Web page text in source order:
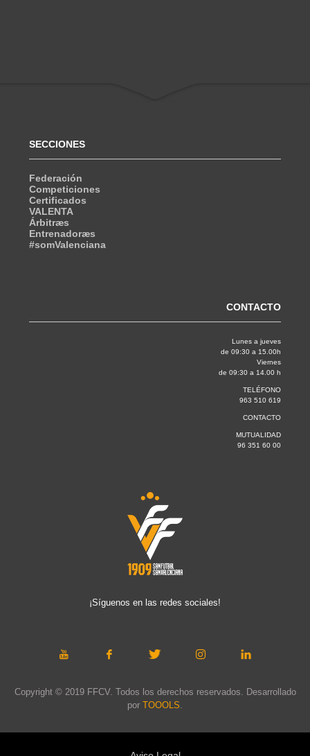
SECCIONES
Federación
Competiciones
Certificados
VALENTA
Árbitræs
Entrenadoræs
#somValenciana
CONTACTO
Lunes a jueves
de 09:30 a 15.00h
Viernes
de 09:30 a 14.00 h
TELÉFONO
963 510 619
CONTACTO
MUTUALIDAD
96 351 60 00
¡Síguenos en las redes sociales!
Copyright © 2019 FFCV. Todos los derechos reservados. Desarrollado
por TOOOLS